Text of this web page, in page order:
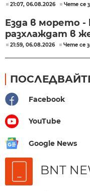
21:07, 06.08.2026 Чете се
Езда в морето -
разхлаждат в
21:59, 06.08.2026 Чете се
Facebook
YouTube
Google News
BNT